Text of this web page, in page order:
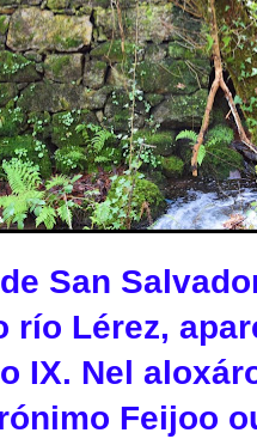
San
río Lérez,
IX. Nel
Feijoo